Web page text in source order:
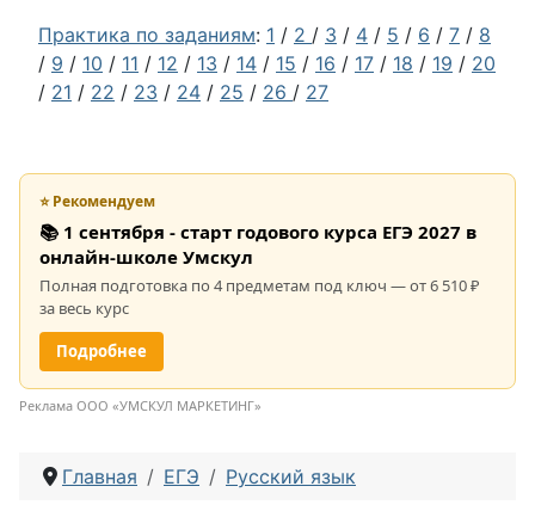
Практика по заданиям: 1 / 2 / 3 / 4 / 5 / 6 / 7 / 8
/ 9 / 10 / 11 / 12 / 13 / 14 / 15 / 16 / 17 / 18 / 19 / 20
/ 21 / 22 / 23 / 24 / 25 / 26 / 27
⭐ Рекомендуем
📚 1 сентября - старт годового курса ЕГЭ 2027 в
онлайн-школе Умскул
Полная подготовка по 4 предметам под ключ — от 6 510 ₽
за весь курс
Подробнее
Реклама ООО «УМСКУЛ МАРКЕТИНГ»
Главная ЕГЭ Русский язык